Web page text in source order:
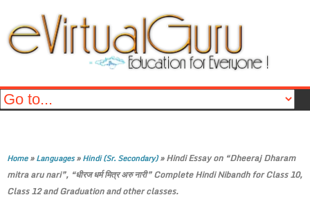
Home»Languages»Hindi (Sr. Secondary)»Hindi Essay on “Dheeraj Dharam
mitra aru nari”, “धीरज धर्म मित्र अरु नारी” Complete Hindi Nibandh for Class 10,
Class 12 and Graduation and other classes.